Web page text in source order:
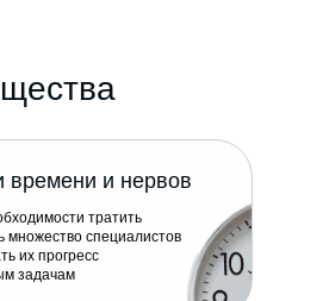
времени и нервов
тратить
множество специалистов
их прогресс
задачам